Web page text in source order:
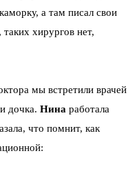
а там писал свои
хирургов нет,
мы встретили врачей
дочка. Нина работала
что помнит, как